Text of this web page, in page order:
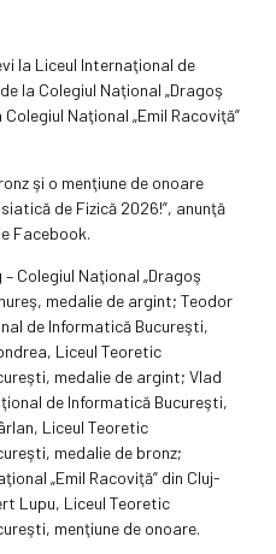
la Liceul Internaţional de
la Colegiul Naţional „Dragoş
Naţional „Emil Racoviţă”
şi o menţiune de onoare
de Fizică 2026!”, anunţă
Facebook.
Colegiul Naţional „Dragoş
medalie de argint; Teodor
de Informatică Bucureşti,
Liceul Teoretic
medalie de argint; Vlad
de Informatică Bucureşti,
Liceul Teoretic
medalie de bronz;
„Emil Racoviţă” din Cluj-
Lupu, Liceul Teoretic
menţiune de onoare.